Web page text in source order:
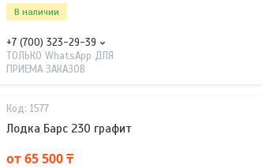
В наличии
+7 (700) 323-29-39
ТОЛЬКО WhatsApp ДЛЯ
ПРИЕМА ЗАКАЗОВ
1577
Лодка Барс 230 графит
от 65 500 ₸